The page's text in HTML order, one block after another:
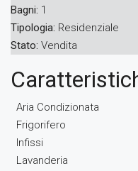
Bagni: 1
Tipologia: Residenziale
Stato: Vendita
Aria Condizionata
Frigorifero
Infissi
Lavanderia